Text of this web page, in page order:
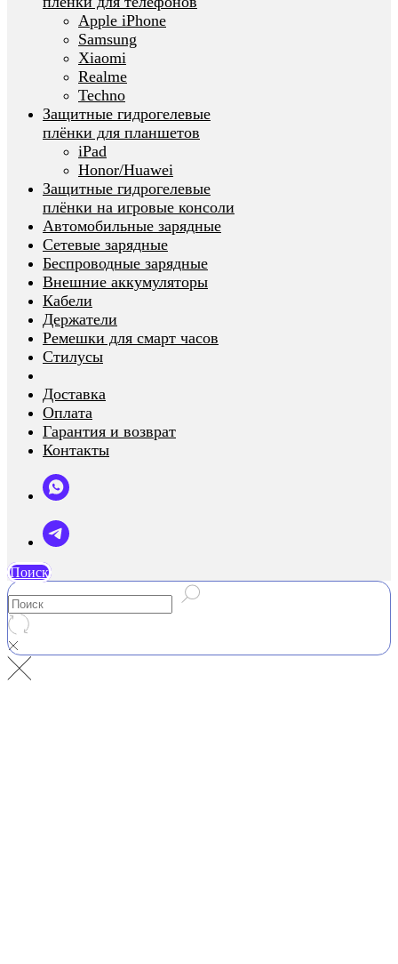
Apple iPhone
Samsung
Xiaomi
Realme
Techno
Защитные гидрогелевые
плёнки для планшетов
iPad
Honor/Huawei
Защитные гидрогелевые
плёнки на игровые консоли
Автомобильные зарядные
Сетевые зарядные
Беспроводные зарядные
Внешние аккумуляторы
Кабели
Держатели
Ремешки для смарт часов
Стилусы
Доставка
Оплата
Гарантия и возврат
Контакты
Поиск